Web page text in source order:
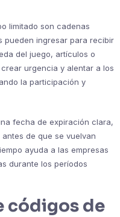
limitado son cadenas
pueden ingresar para recibir
del juego, artículos o
urgencia y alentar a los
la participación y
fecha de expiración clara,
de que se vuelvan
ayuda a las empresas
durante los períodos
códigos de